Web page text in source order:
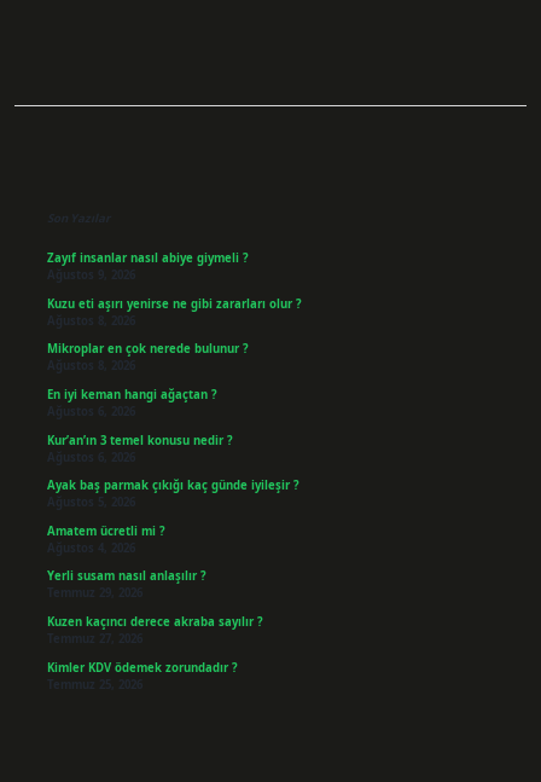
Son Yazılar
Zayıf insanlar nasıl abiye giymeli ?
Ağustos 9, 2026
Kuzu eti aşırı yenirse ne gibi zararları olur ?
Ağustos 8, 2026
Mikroplar en çok nerede bulunur ?
Ağustos 8, 2026
En iyi keman hangi ağaçtan ?
Ağustos 6, 2026
Kur’an’ın 3 temel konusu nedir ?
Ağustos 6, 2026
Ayak baş parmak çıkığı kaç günde iyileşir ?
Ağustos 5, 2026
Amatem ücretli mi ?
Ağustos 4, 2026
Yerli susam nasıl anlaşılır ?
Temmuz 29, 2026
Kuzen kaçıncı derece akraba sayılır ?
Temmuz 27, 2026
Kimler KDV ödemek zorundadır ?
Temmuz 25, 2026